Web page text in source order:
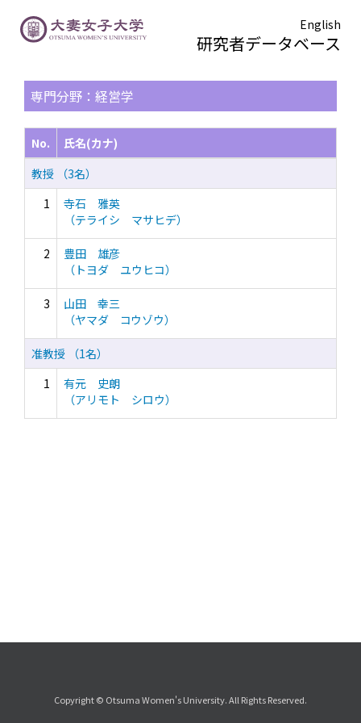
English
研究者データベース
専門分野：経営学
No.
氏名(カナ)
教授 （3名）
1
寺石 雅英
（テライシ マサヒデ）
2
豊田 雄彦
（トヨダ ユウヒコ）
3
山田 幸三
（ヤマダ コウゾウ）
准教授 （1名）
1
有元 史朗
（アリモト シロウ）
Copyright © Otsuma Women's University. All Rights Reserved.